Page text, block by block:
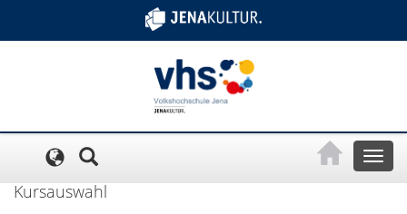
Toggle
Kursauswahl